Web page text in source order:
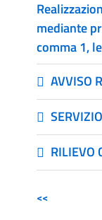
mediante
comma 1,
AVVISO
RILIEVO
<<